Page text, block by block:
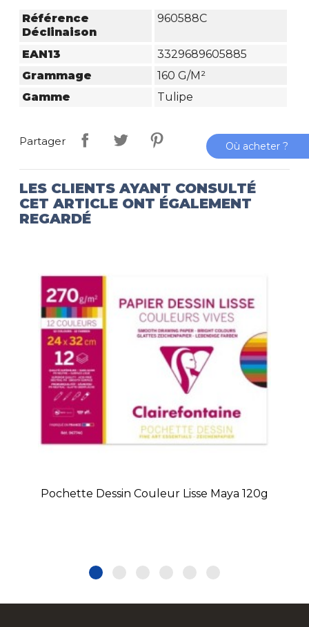
Référence
Déclinaison
960588C
EAN13
3329689605885
Grammage
160 G/m²
Gamme
Tulipe
Partager
LES CLIENTS AYANT CONSULTÉ
CET ARTICLE ONT ÉGALEMENT
REGARDÉ
Pochette Dessin Couleur Lisse Maya 120g
Où acheter ?